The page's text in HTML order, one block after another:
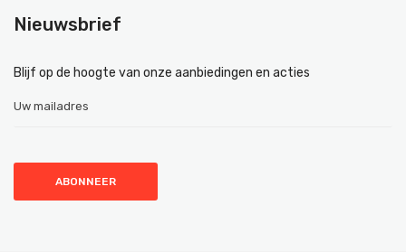
Nieuwsbrief
Blijf op de hoogte van onze aanbiedingen en acties